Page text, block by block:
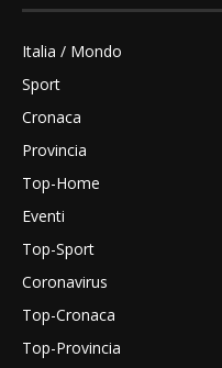
Italia / Mondo
Sport
Cronaca
Provincia
Top-Home
Eventi
Top-Sport
Coronavirus
Top-Cronaca
Top-Provincia